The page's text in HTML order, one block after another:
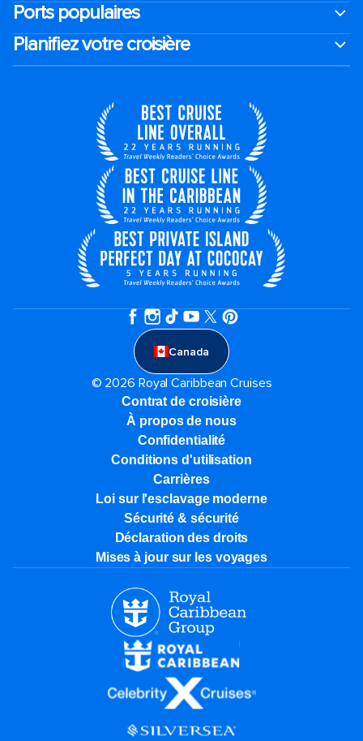
Ports populaires
Planifiez votre croisière
Canada
© 2026 Royal Caribbean Cruises
Contrat de croisière
À propos de nous
Confidentialité
Conditions d'utilisation
Carrières
Loi sur l'esclavage moderne
Sécurité & sécurité
Déclaration des droits
Mises à jour sur les voyages